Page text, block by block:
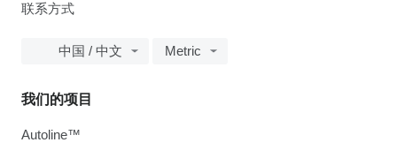
联系方式
中国 / 中文 Metric
我们的项目
Autoline™